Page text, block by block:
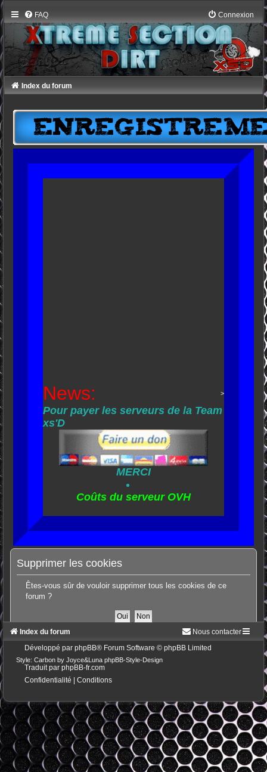
FAQ Connexion
Index du forum
News: >
Pour payer les serveurs de la Team
xs'D
MERCI
Coûts du serveur OVH
Supprimer les cookies
Êtes-vous sûr de vouloir supprimer tous les cookies de ce
forum ?
Index du forum
Nous contacter
Développé par phpBB® Forum Software © phpBB Limited
Style: Carbon by Joyce&LunaphpBB-Style-Design
Traduit par phpBB-fr.com
Confidentialité
Conditions